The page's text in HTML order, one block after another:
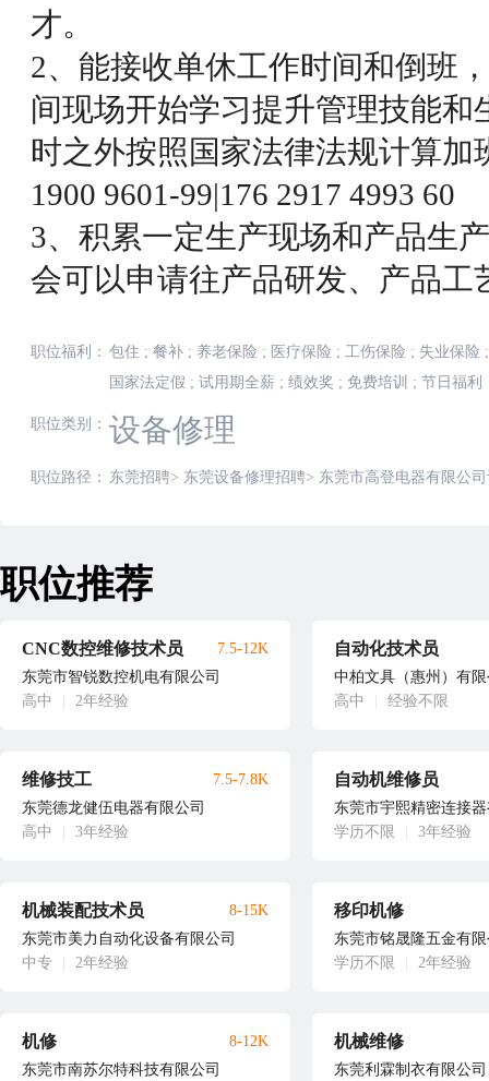
才。
2、能接收单休工作时间和倒班
间现场开始学习提升管理技能
时之外按照国家法律法规计算加
1900 9601-99|176 2917 4993 60
3、积累一定生产现场和产品生
会可以申请往产品研发、产品
职位福利： 包住 ; 餐补 ; 养老保险 ; 医疗保险 ; 工伤保险 ; 失业保险 ;
国家法定假 ; 试用期全薪 ; 绩效奖 ; 免费培训 ; 节日福利
职位类别： 设备修理
职位路径： 东莞招聘> 东莞设备修理招聘> 东莞市高登电器有限公
职位推荐
CNC数控维修技术员
东莞市智锐数控机电有限公司
高中
2年经验
7.5-12K 自动化技术员
中柏文具（惠州）有
高中
经验不限
维修技工
东莞德龙健伍电器有限公司
高中
3年经验
7.5-7.8K 自动机维修员
东莞市宇熙精密连接
学历不限
3年经验
机械装配技术员
东莞市美力自动化设备有限公司
中专
2年经验
8-15K 移印机修
东莞市铭晟隆五金有
学历不限
2年经验
机修
东莞市南苏尔特科技有限公司
8-12K 机械维修
东莞利霖制衣有限公司